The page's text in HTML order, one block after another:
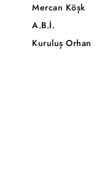
Mercan Köşk
A.B.İ.
Kuruluş Orhan